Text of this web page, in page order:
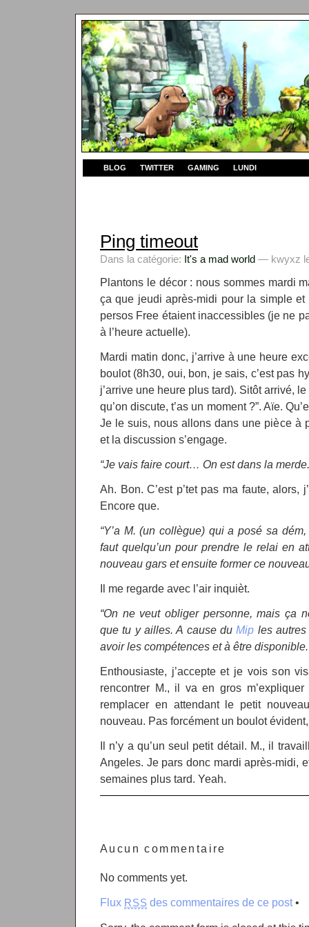
BLOG TWITTER GAMING LUNDI
Ping timeout
Dans la catégorie: It's a mad world — kwyxz
Plantons le décor : nous sommes mardi
ça que jeudi après-midi pour la simple
persos Free étaient inaccessibles (je ne
à l’heure actuelle).
Mardi matin donc, j’arrive à une heure
boulot (8h30, oui, bon, je sais, c’est pas
j’arrive une heure plus tard). Sitôt arrivé,
qu’on discute, t’as un moment ?”. Aïe.
Je le suis, nous allons dans une pièce à
et la discussion s’engage.
“Je vais faire court… On est dans la
Ah. Bon. C’est p’tet pas ma faute, alors,
Encore que.
“Y’a M. (un collègue) qui a posé sa
faut quelqu’un pour prendre le relai en
nouveau gars et ensuite former ce
Il me regarde avec l’air inquièt.
“On ne veut obliger personne, mais ça
que tu y ailles. A cause duMip les
avoir les compétences et à être disponible.
Enthousiaste, j’accepte et je vois son
rencontrer M., il va en gros
remplacer en attendant le petit
nouveau. Pas forcément un boulot
Il n’y a qu’un seul petit détail. M., il
Angeles. Je pars donc mardi après-midi,
semaines plus tard. Yeah.
Aucun commentaire
No comments yet.
Flux RSS des commentaires de ce post•